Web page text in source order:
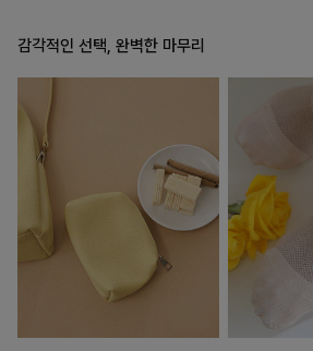
감각적인 선택, 완벽한 마무리